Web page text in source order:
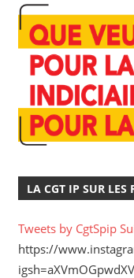
LA CGT IP SUR LES
Tweets by CgtSpip
https://